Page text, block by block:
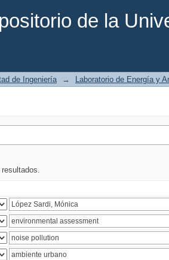
de la
de Ingeniería → Laboratorio de Energía y